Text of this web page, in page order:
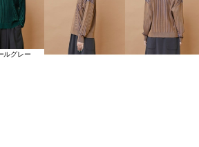
ルグレー